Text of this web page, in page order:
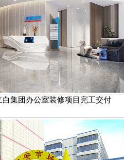
白集团办公室装修项目完工交付